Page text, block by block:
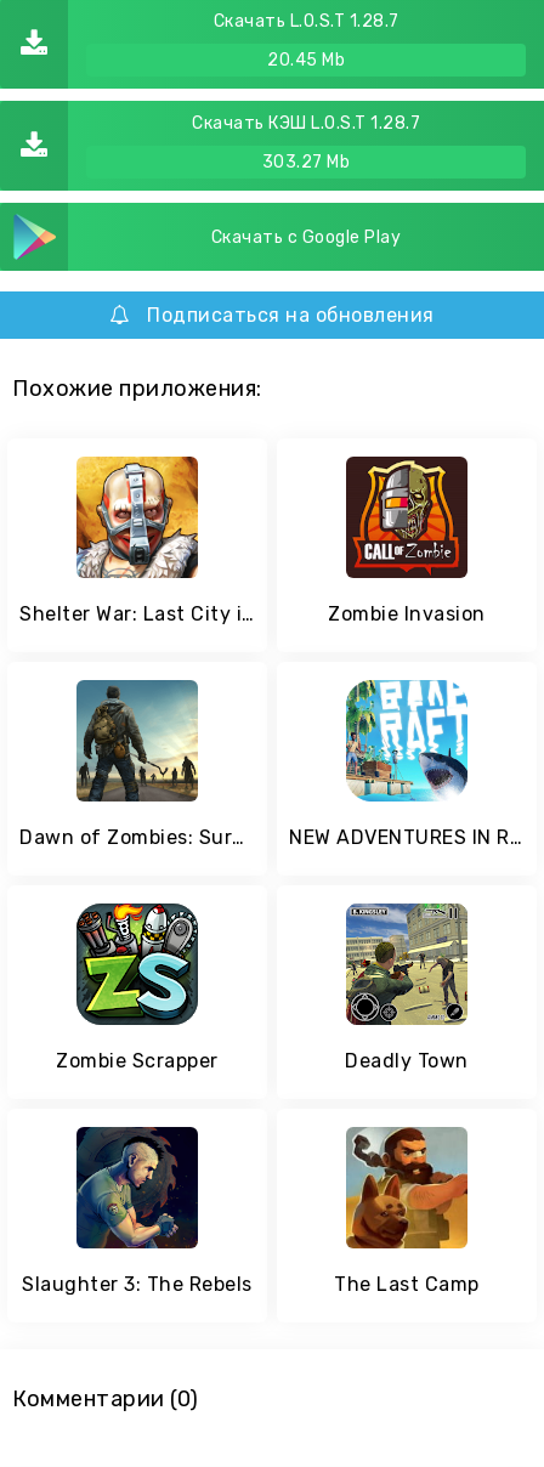
Скачать L.O.S.T 1.28.7
20.45 Mb
Скачать КЭШ L.O.S.T 1.28.7
303.27 Mb
Скачать с Google Play
Подписаться на обновления
Похожие приложения:
Shelter War: Last City in apocalypse Zombie Invasion
Dawn of Zombies: Survival after the Last War NEW ADVENTURES IN RAFT!
Zombie Scrapper Deadly Town
Slaughter 3: The Rebels The Last Camp
Комментарии (0)